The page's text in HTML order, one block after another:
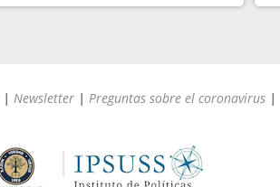
| Newsletter | Preguntas sobre el coronavirus |